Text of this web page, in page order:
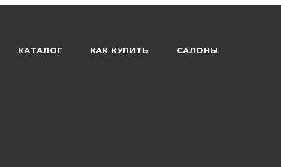
КАТАЛОГ КАК КУПИТЬ САЛОНЫ